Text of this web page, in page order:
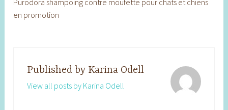
en promotion
Published by Karina Odell
View all posts by Karina Odell